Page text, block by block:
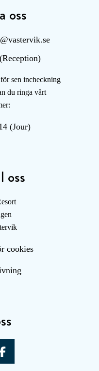
oss
sen incheckning
du ringa vårt
(Jour)
cookies